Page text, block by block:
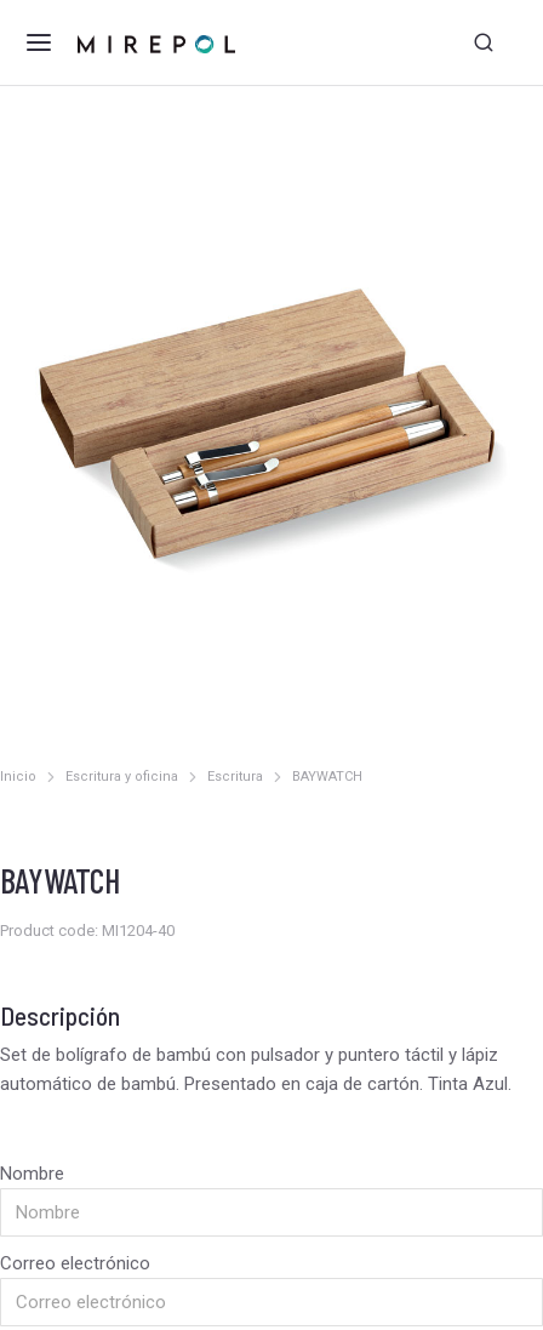
Estás aquí:
Inicio Escritura y oficina Escritura BAYWATCH
BAYWATCH
Product code: MI1204-40
Descripción
Set de bolígrafo de bambú con pulsador y puntero táctil y lápiz
automático de bambú. Presentado en caja de cartón. Tinta Azul.
Nombre
Correo electrónico